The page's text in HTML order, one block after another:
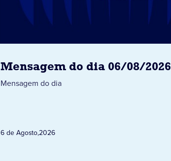
Mensagem do dia 06/08/2026
Mensagem do dia
6 de Agosto,2026